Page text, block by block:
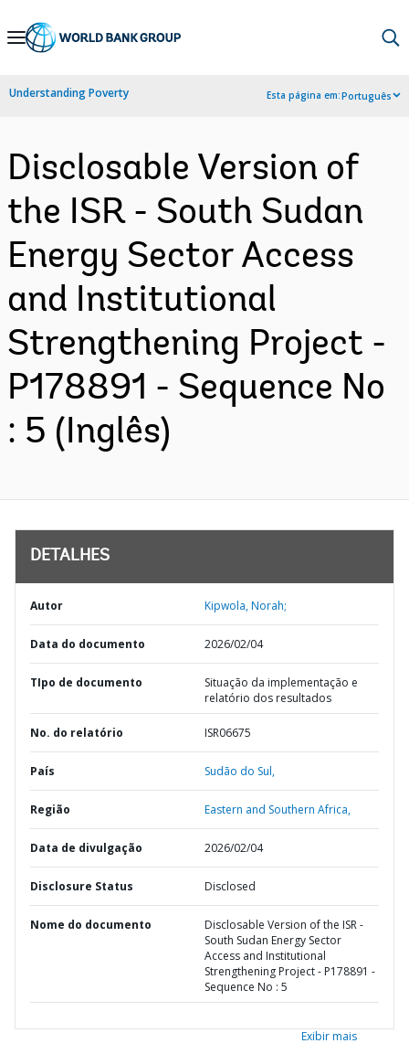
Skip
Navigation
Understanding Poverty Esta página em:Português
Disclosable Version of
the ISR - South Sudan
Energy Sector Access
and Institutional
Strengthening Project -
P178891 - Sequence No
: 5 (Inglês)
DETALHES
Autor Kipwola, Norah;
Data do documento 2026/02/04
TIpo de documento
Situação da implementação e
relatório dos resultados
No. do relatório ISR06675
País Sudão do Sul,
Região Eastern and Southern Africa,
Data de divulgação 2026/02/04
Disclosure Status Disclosed
Nome do documento
Disclosable Version of the ISR -
South Sudan Energy Sector
Access and Institutional
Strengthening Project - P178891 -
Sequence No : 5
Exibir mais